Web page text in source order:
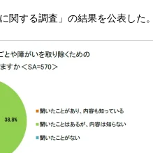
関する調査」の結果を公表した。